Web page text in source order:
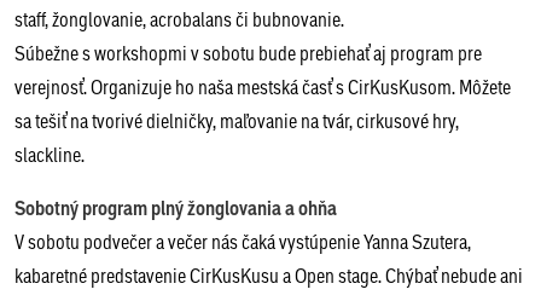
staff, žonglovanie, acrobalans či bubnovanie.
Súbežne s workshopmi v sobotu bude prebiehať aj program pre
verejnosť. Organizuje ho naša mestská časť s CirKusKusom. Môžete
sa tešiť na tvorivé dielničky, maľovanie na tvár, cirkusové hry,
slackline.
Sobotný program plný žonglovania a ohňa
V sobotu podvečer a večer nás čaká vystúpenie Yanna Szutera,
kabaretné predstavenie CirKusKusu a Open stage. Chýbať nebude ani